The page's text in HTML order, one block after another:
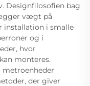
Designfilosofien bag
vægt på
installation i smalle
og i
hvor
monteres.
der giver